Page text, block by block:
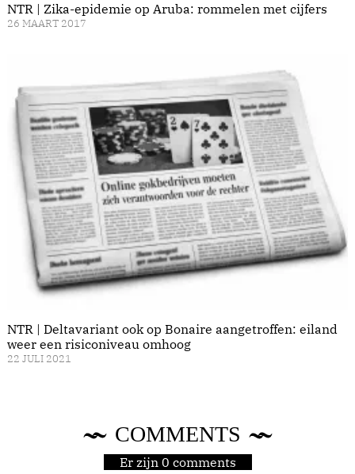
NTR | Zika-epidemie op Aruba: rommelen met cijfers
26 MAART 2017
NTR | Deltavariant ook op Bonaire aangetroffen: eiland
weer een risiconiveau omhoog
22 JULI 2021
COMMENTS
Er zijn 0 comments